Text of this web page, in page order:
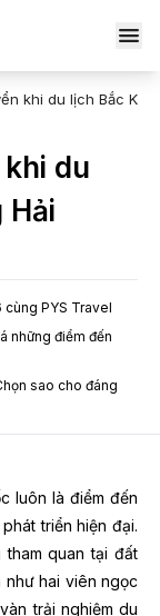
khi du lịch Bắc
du
Hải
PYS Travel
những điểm đến
sao cho đáng
luôn là điểm đến
triển hiện đại.
quan tại đất
như hai viên ngọc
trải nghiệm du